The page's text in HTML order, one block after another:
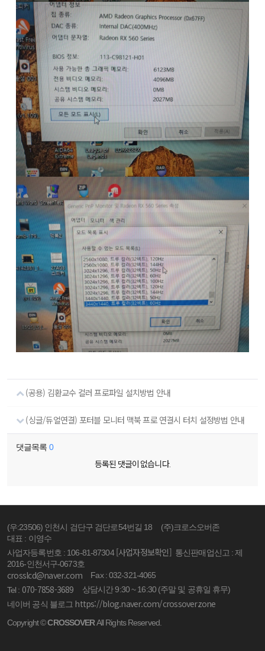
(공용) 김환교수 컬러 프로파일 설치방법 안내
(싱글/듀얼연결) 포터블 모니터 맥북 프로 연결시 터치 설정방법 안내
댓글목록 0
등록된 댓글이 없습니다.
(우:23506) 인천시 검단구 검단로54번길 18
(주)크로스오버존
대표 : 이영수
사업자등록번호 : 106-81-87304[사업자정보확인] 통신판매업신고 : 제
2016-인천서구-0673호
crosslcd@naver.com
Fax : 032-321-4065
Tel : 070-7858-3689
상담시간 9:30 ~ 16:30 (주말 및 공휴일 휴무)
네이버 공식 블로그 https://blog.naver.com/crossoverzone
Copyright ©CROSSOVERAll Rights Reserved.